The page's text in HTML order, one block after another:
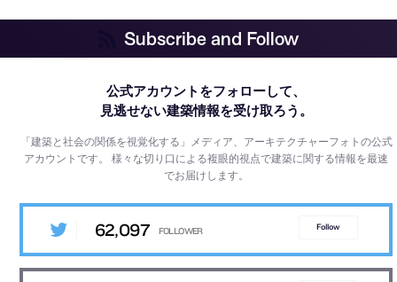
Subscribe and Follow
公式アカウントをフォローして、
見逃せない建築情報を受け取ろう。
「建築と社会の関係を視覚化する」メディア、アーキテクチャーフォトの公式
アカウントです。様々な切り口による複眼的視点で建築に関する情報を最速
でお届けします。
62,097 Follow